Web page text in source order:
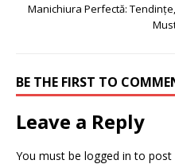
Manichiura Perfectă:
BE THE FIRST TO
Leave a Reply
You must be logged in to post